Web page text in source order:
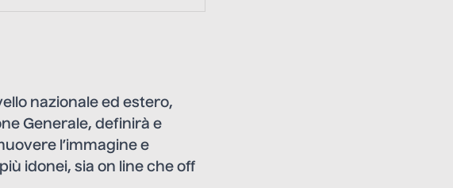
nazionale ed estero,
Generale, definirà e
l’immagine e
idonei, sia on line che off